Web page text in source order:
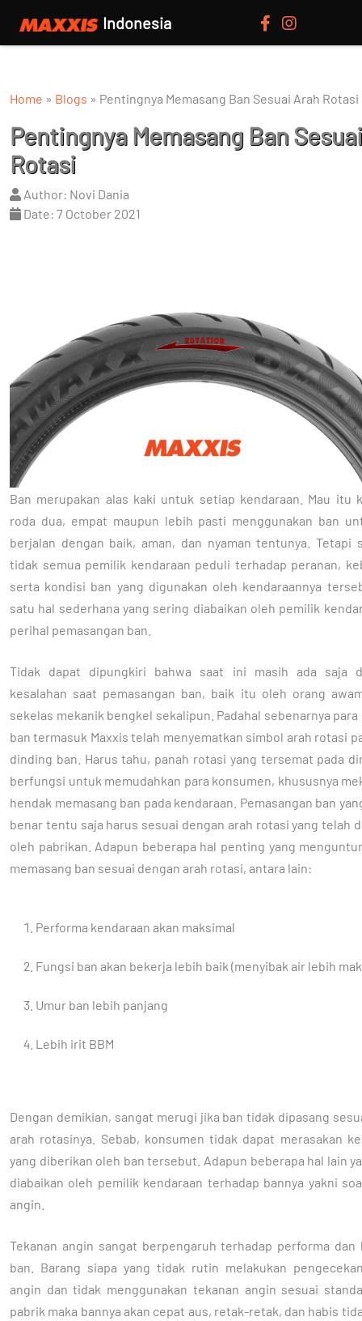
Indonesia
Home » Blogs » Pentingnya Memasang Ban Sesuai Arah Rotasi
Pentingnya Memasang Ban
Rotasi
Author: Novi Dania
Date: 7 October 2021
Ban merupakan alas kaki untuk setiap kendaraan. Mau itu
roda dua, empat maupun lebih pasti menggunakan ban
berjalan dengan baik, aman, dan nyaman tentunya. Tetapi
tidak semua pemilik kendaraan peduli terhadap peranan,
serta kondisi ban yang digunakan oleh kendaraannya
satu hal sederhana yang sering diabaikan oleh pemilik
perihal pemasangan ban.
Tidak dapat dipungkiri bahwa saat ini masih ada saja
kesalahan saat pemasangan ban, baik itu oleh orang
sekelas mekanik bengkel sekalipun. Padahal sebenarnya
ban termasuk Maxxis telah menyematkan simbol arah rotasi
dinding ban. Harus tahu, panah rotasi yang tersemat pada
berfungsi untuk memudahkan para konsumen, khususnya
hendak memasang ban pada kendaraan. Pemasangan ban
benar tentu saja harus sesuai dengan arah rotasi yang telah
oleh pabrikan. Adapun beberapa hal penting yang
memasang ban sesuai dengan arah rotasi, antara lain:
Performa kendaraan akan maksimal
Fungsi ban akan bekerja lebih baik (menyibak air lebih
Umur ban lebih panjang
Lebih irit BBM
Dengan demikian, sangat merugi jika ban tidak dipasang
arah rotasinya. Sebab, konsumen tidak dapat merasakan
yang diberikan oleh ban tersebut. Adapun beberapa hal lain
diabaikan oleh pemilik kendaraan terhadap bannya yakni
angin.
Tekanan angin sangat berpengaruh terhadap performa dan
ban. Barang siapa yang tidak rutin melakukan
angin dan tidak menggunakan tekanan angin sesuai
pabrik maka bannya akan cepat aus, retak-retak, dan habis